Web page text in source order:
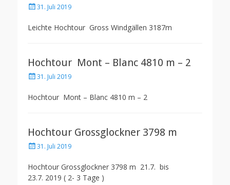
Posted31. Juli 2019
Leichte Hochtour Gross Windgällen 3187m
Hochtour Mont – Blanc 4810 m – 2
Posted31. Juli 2019
Hochtour Mont – Blanc 4810 m – 2
Hochtour Grossglockner 3798 m
Posted31. Juli 2019
Hochtour Grossglockner 3798 m 21.7. bis
23.7. 2019 ( 2- 3 Tage )